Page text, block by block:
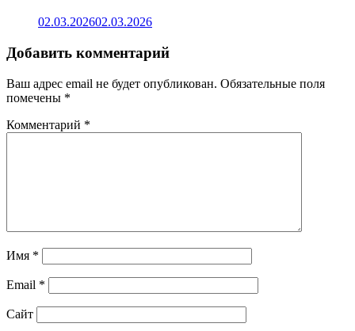
02.03.202602.03.2026
Добавить комментарий
Ваш адрес email не будет опубликован. Обязательные поля
помечены *
Комментарий *
Имя *
Email *
Сайт